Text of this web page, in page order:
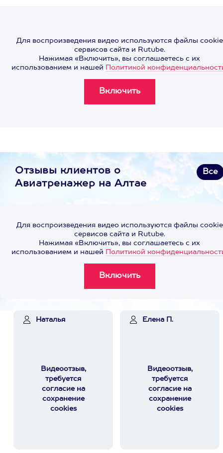
Для воспроизведения видео используются файлы cookie
сервисов сайта и Rutube.
Нажимая «Включить», вы соглашаетесь с их
использованием и нашей Политикой
Отзывы клиентов о
Авиатренажер на Алтае
Все
Для воспроизведения видео используются файлы cookie
сервисов сайта и Rutube.
Нажимая «Включить», вы соглашаетесь с их
использованием и нашей Политикой
Наталья
Видеоотзыв,
требуется
согласие на
сохранение
cookies
Елена П.
Видеоотзыв,
требуется
согласие на
сохранение
cookies